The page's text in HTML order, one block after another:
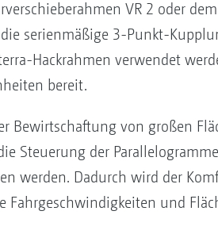
VR 2 oder
serienmäßige 3-Punkt-
Hackrahmen verwendet
bereit.
Bewirtschaftung von großen
Steuerung der
werden. Dadurch wird der
und